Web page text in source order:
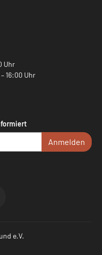
Uhr
16:00 Uhr
Anmelden
e.V.